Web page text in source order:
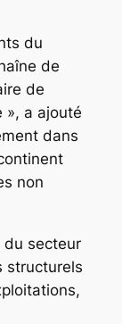
du
de
de
», a ajouté
dans
non
du secteur
structurels